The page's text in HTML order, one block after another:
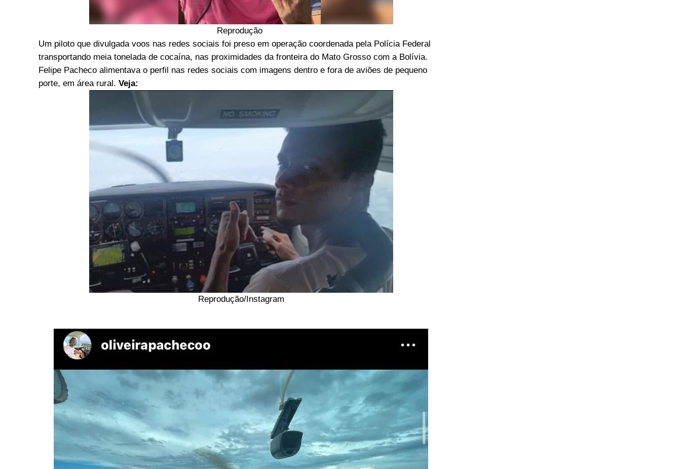
Reprodução
Um piloto que divulgada voos nas redes sociais foi preso em operação coordenada pela Polícia Federal
transportando meia tonelada de cocaína, nas proximidades da fronteira do Mato Grosso com a Bolívia.
Felipe Pacheco alimentava o perfil nas redes sociais com imagens dentro e fora de aviões de pequeno
porte, em área rural. Veja:
Reprodução/Instagram